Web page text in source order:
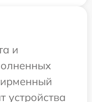
и
устройства